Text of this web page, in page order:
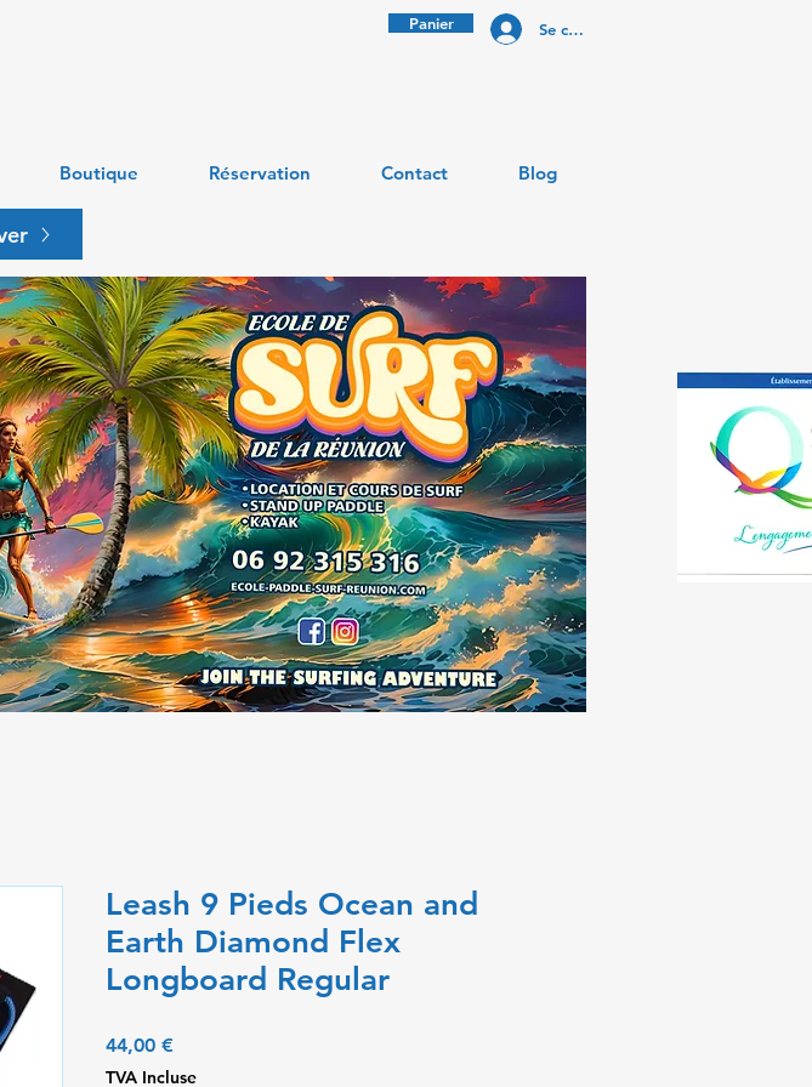
Panier Se connecter
Boutique Réservation Contact Blog
Leash 9 Pieds Ocean and
Earth Diamond Flex
Longboard Regular
44,00 €
TVA Incluse